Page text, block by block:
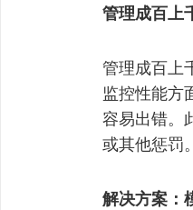
管理成百上
管理成百上
监控性能方
容易出错。
或其他惩罚。
解决方案：